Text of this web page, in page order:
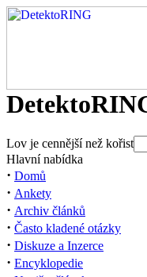
Lov je cennější než kořist
Hlavní nabídka
· Domů
· Ankety
· Archiv článků
· Často kladené otázky
· Diskuze a Inzerce
· Encyklopedie